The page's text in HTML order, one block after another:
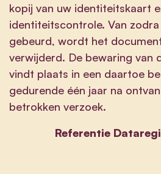
kopij van uw identiteitskaart
identiteitscontrole. Van
gebeurd, wordt het
verwijderd. De bewaring van
vindt plaats in een daartoe
gedurende één jaar na
betrokken verzoek.
Referentie